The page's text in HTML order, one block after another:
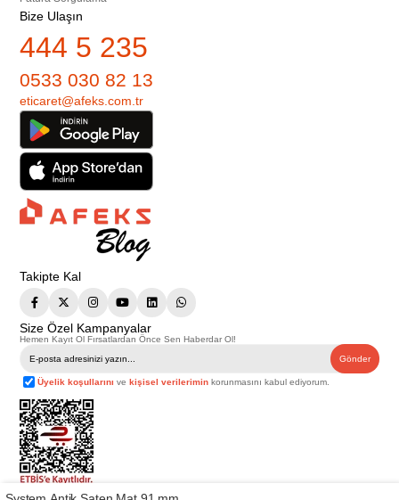
Bize Ulaşın
444 5 235
0533 030 82 13
eticaret@afeks.com.tr
Takipte Kal
Size Özel Kampanyalar
Hemen Kayıt Ol Fırsatlardan Önce Sen Haberdar Ol!
Gönder
Üyelik koşullarını vekişisel verilerimin korunmasını kabul ediyorum.